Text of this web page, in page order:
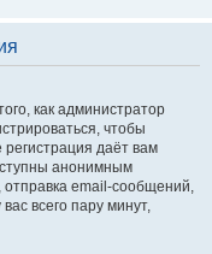
как администратор
чтобы
даёт вам
анонимным
email-сообщений,
всего пару минут,